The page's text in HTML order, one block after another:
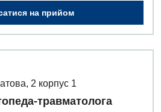
на прийом
2 корпус 1
травматолога